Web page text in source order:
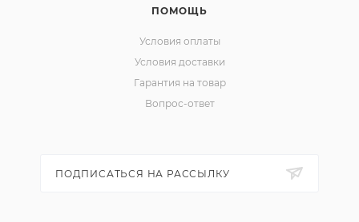
ПОМОЩЬ
Условия оплаты
Условия доставки
Гарантия на товар
Вопрос-ответ
ПОДПИСАТЬСЯ НА РАССЫЛКУ